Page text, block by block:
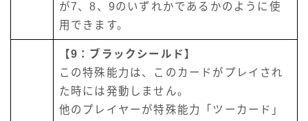
が7、8、9のいずれかであるかのように使
用できます。
【9：ブラックシールド】
この特殊能力は、このカードがプレイされ
た時には発動しません。
他のプレイヤーが特殊能力「ツーカード」